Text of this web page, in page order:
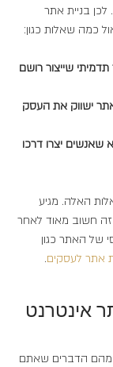
בניית אתר
כמה שאלות כגון:
תדמיתי שייצור רושם
ישווק את העסק
שאנשים יצרו דרכו
האלה. מגיע
חשוב מאוד לאחר
של האתר כגון
אתר לעסקים.
אינטרנט
מהם הדברים שאתם